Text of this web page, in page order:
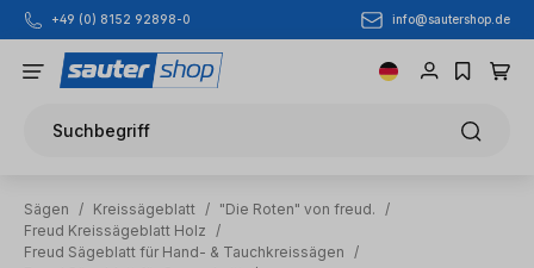
Zum Hauptinhalt springen
+49 (0) 8152 92898-0 info@sautershop.de
Suchbegriff
Sägen / Kreissägeblatt / "Die Roten" von freud.
/
Freud Kreissägeblatt Holz
/
Freud Sägeblatt für Hand- & Tauchkreissägen
/